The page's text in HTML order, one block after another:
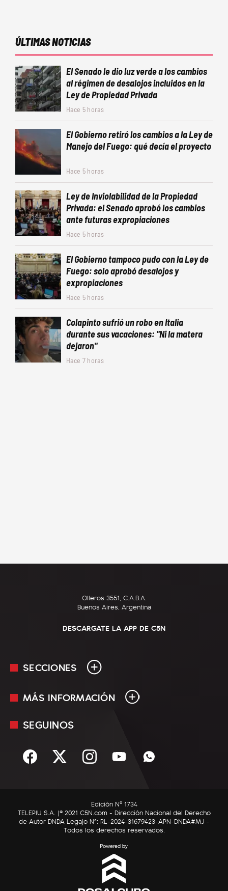
ÚLTIMAS NOTICIAS
El Senado le dio luz verde a los cambios
al régimen de desalojos incluidos en la
Ley de Propiedad Privada
Hace 5 horas
El Gobierno retiró los cambios a la Ley de
Manejo del Fuego: qué decía el proyecto
Hace 5 horas
Ley de Inviolabilidad de la Propiedad
Privada: el Senado aprobó los cambios
ante futuras expropiaciones
Hace 5 horas
El Gobierno tampoco pudo con la Ley de
Fuego: solo aprobó desalojos y
expropiaciones
Hace 5 horas
Colapinto sufrió un robo en Italia
durante sus vacaciones: "Ni la matera
dejaron"
Hace 7 horas
Olleros 3551, C.A.B.A.
Buenos Aires, Argentina
DESCARGATE LA APP DE C5N
SECCIONES
En Vivo
Sociedad
C5N Autos
RatingCero
MÁS INFORMACIÓN
Mediakit
Términos y condiciones
SEGUINOS
Edición Nº 1734
TELEPIU S.A. |© 2021 C5N.com - Dirección Nacional del Derecho
de Autor DNDA Legajo N°: RL-2024-31679423-APN-DNDA#MJ -
Todos los derechos reservados.